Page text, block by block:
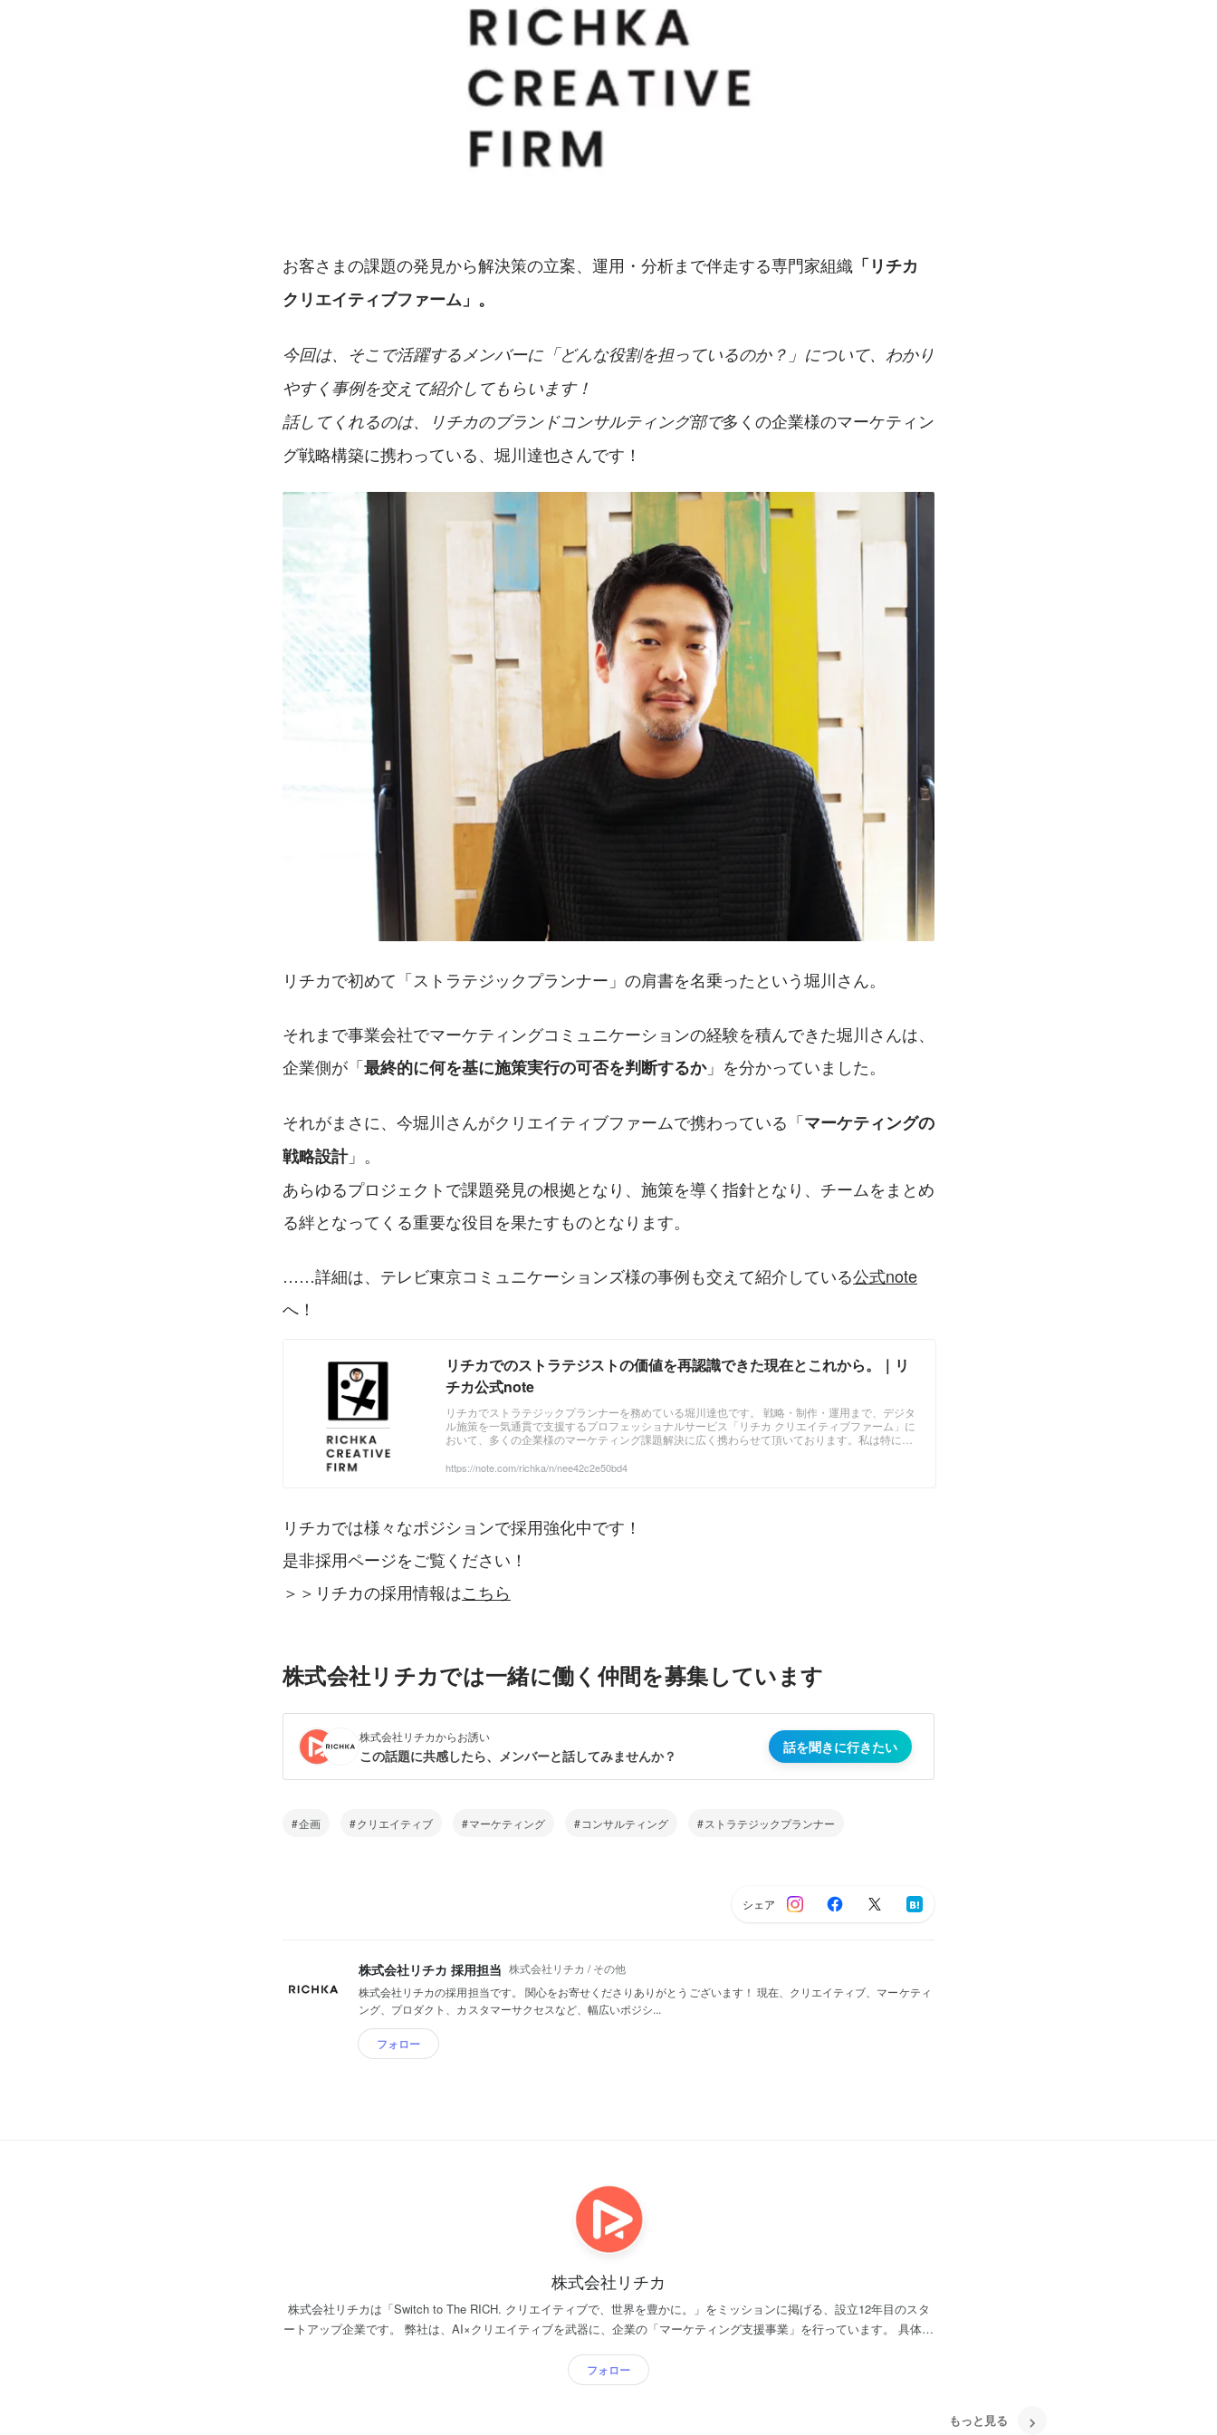
お客さまの課題の発見から解決策の立案、運用・分析まで伴走する専門家組織 「リチカ
クリエイティブファーム」。
今回は、そこで活躍するメンバーに「どんな役割を担っているのか？」について、わかり
やすく事例を交えて紹介してもらいます！
話してくれるのは、リチカのブランドコンサルティング部で多くの企業様のマーケティン
グ戦略構築に携わっている、堀川達也さんです！
リチカで初めて「ストラテジックプランナー」の肩書を名乗ったという堀川さん。
それまで事業会社でマーケティングコミュニケーションの経験を積んできた堀川さんは、
企業側が「最終的に何を基に施策実行の可否を判断するか」を分かっていました。
それがまさに、今堀川さんがクリエイティブファームで携わっている「マーケティングの
戦略設計」。
あらゆるプロジェクトで課題発見の根拠となり、施策を導く指針となり、チームをまとめ
る絆となってくる重要な役目を果たすものとなります。
……詳細は、テレビ東京コミュニケーションズ様の事例も交えて紹介している公式note
へ！
リチカでのストラテジストの価値を再認識できた現在とこれから。｜リ
チカ公式note
リチカでストラテジックプランナーを務めている堀川達也です。 戦略・制作・運用まで、デジタ
ル施策を一気通貫で支援するプロフェッショナルサービス「リチカ クリエイティブファーム」に
おいて、多くの企業様のマーケティング課題解決に広く携わらせて頂いております。私は特にマ
トとしての役割についてご紹介したいと思います。
https://note.com/richka/n/nee42c2e50bd4
リチカでは様々なポジションで採用強化中です！
是非採用ページをご覧ください！
＞＞リチカの採用情報はこちら
株式会社リチカでは一緒に働く仲間を募集しています
株式会社リチカからお誘い
この話題に共感したら、メンバーと話してみませんか？ 話を聞きに行きたい
企画 クリエイティブ マーケティング コンサルティング ストラテジックプランナー
シェア
株式会社リチカ 採用担当 株式会社リチカ / その他
株式会社リチカの採用担当です。 関心をお寄せくださりありがとうございます！ 現在、クリエイティブ、マーケティ
ング、プロダクト、カスタマーサクセスなど、幅広いポジシ...
フォロー
株式会社リチカ
株式会社リチカは「Switch to The RICH. クリエイティブで、世界を豊かに。」をミッションに掲げる、設立12年目のスタ
ートアップ企業です。 弊社は、AI×クリエイティブを武器に、企業の「マーケティング支援事業」を行っています。 具体的
オリティのマーケティング動画・静止画が作れる「リチカ クラウドスタジオ」を始め、企業のマーケティング活動に必要な
フォロー
もっと見る